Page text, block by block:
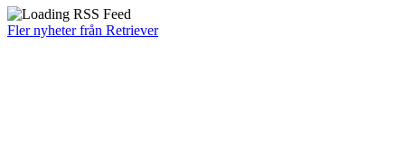
Fler nyheter från Retriever